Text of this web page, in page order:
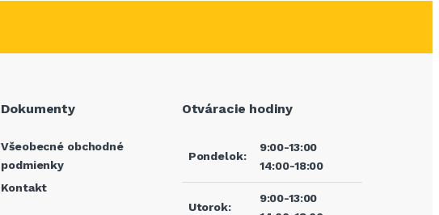
Dokumenty
Všeobecné obchodné
podmienky
Kontakt
Otváracie hodiny
Pondelok:
9:00-13:00
14:00-18:00
Utorok:
9:00-13:00